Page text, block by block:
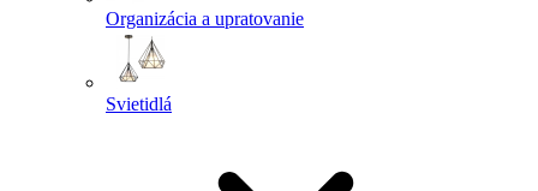
Organizácia a upratovanie
Svietidlá